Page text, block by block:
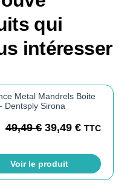
qui
intéresser
Metal Mandrels Boite
Dentsply Sirona
49,49€ 39,49€ TTC
Voir le produit